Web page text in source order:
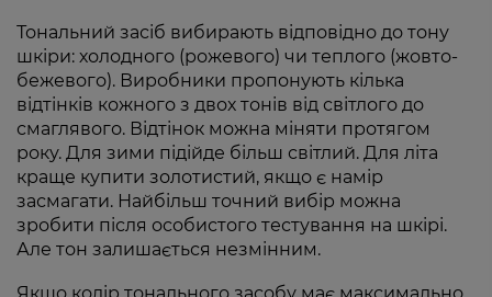
Тональний засіб вибирають відповідно до тону
шкіри: холодного (рожевого) чи теплого (жовто-
бежевого). Виробники пропонують кілька
відтінків кожного з двох тонів від світлого до
смаглявого. Відтінок можна міняти протягом
року. Для зими підійде більш світлий. Для літа
краще купити золотистий, якщо є намір
засмагати. Найбільш точний вибір можна
зробити після особистого тестування на шкірі.
Але тон залишається незмінним.